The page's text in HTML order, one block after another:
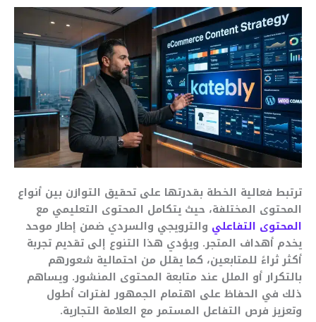
ترتبط فعالية الخطة بقدرتها على تحقيق التوازن بين أنواع
المحتوى المختلفة، حيث يتكامل المحتوى التعليمي مع
المحتوى التفاعلي والترويجي والسردي ضمن إطار موحد
يخدم أهداف المتجر. ويؤدي هذا التنوع إلى تقديم تجربة
أكثر ثراءً للمتابعين، كما يقلل من احتمالية شعورهم
بالتكرار أو الملل عند متابعة المحتوى المنشور. ويساهم
ذلك في الحفاظ على اهتمام الجمهور لفترات أطول
وتعزيز فرص التفاعل المستمر مع العلامة التجارية.